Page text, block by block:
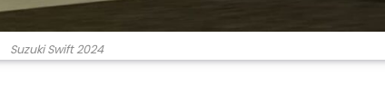
Suzuki Swift 2024